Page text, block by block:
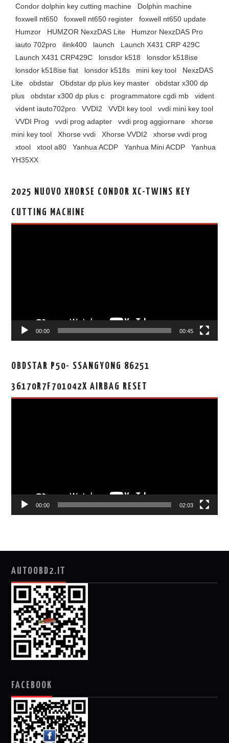
Condor dolphin key cutting machine
Dolphin machine
foxwell nt650
foxwell nt650 register
foxwell nt650 update
Humzor
HUMZOR NexzDAS Lite
Humzor NexzDAS Pro
iauto 702pro
ilink400 launch
Launch X431 CRP 429C
Launch X431 CRP429C
lonsdor k518
lonsdor k518ise
lonsdor k518ise fiat
lonsdor k518s mini key tool
NexzDAS
Lite
obdstar Obdstar dp plus key master
obdstar x300 dp
plus
obdstar x300 dp plus c programmatore cgdi mb
vident
vident iauto702pro
VVDI2 VVDI key tool
vvdi mini key tool
VVDI Prog
vvdi prog adapter vvdi prog aggiornare
xhorse
mini key tool
Xhorse vvdi Xhorse VVDI2
xhorse vvdi prog
xtool
xtool a80 Yanhua ACDP Yanhua Mini ACDP
Yanhua
YH35XX
2025 NUOVO XHORSE CONDOR XC-TWINS KEY
CUTTING MACHINE
00:00 00:45
OBDSTAR P50- SSANGYONG 86251
36170R7F701042X AIRBAG RESET
00:00 02:03
AUTOOBD2.IT
FACEBOOK